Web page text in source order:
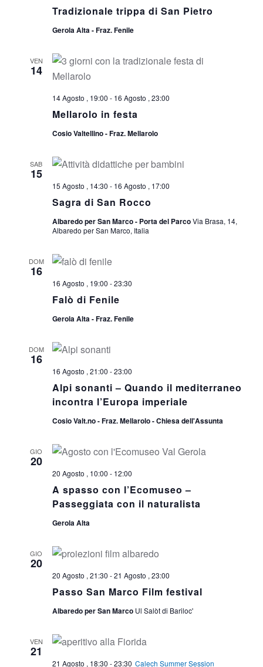
Tradizionale trippa di San Pietro
Gerola Alta - Fraz. Fenile
VEN
14
Mellarolo in festa
14 Agosto , 19:00 - 16 Agosto , 23:00
Cosio Valtellino - Fraz. Mellarolo
SAB
15
Sagra di San Rocco
15 Agosto , 14:30 - 16 Agosto , 17:00
Albaredo per San Marco - Porta del ParcoVia Brasa, 14,
Albaredo per San Marco, Italia
DOM
16
Falò di Fenile
16 Agosto , 19:00 -23:30
Gerola Alta - Fraz. Fenile
DOM
16
Alpi sonanti – Quando il mediterraneo
incontra l’Europa imperiale
16 Agosto , 21:00 -23:00
Cosio Valt.no - Fraz. Mellarolo - Chiesa dell'Assunta
GIO
20
A spasso con l’Ecomuseo –
Passeggiata con il naturalista
20 Agosto , 10:00 - 12:00
Gerola Alta
GIO
20
Passo San Marco Film festival
20 Agosto , 21:30 -21 Agosto , 23:00
Albaredo per San Marco Ul Salòt di Bariloc'
VEN
21
21 Agosto , 18:30 -23:30 Calech Summer Session